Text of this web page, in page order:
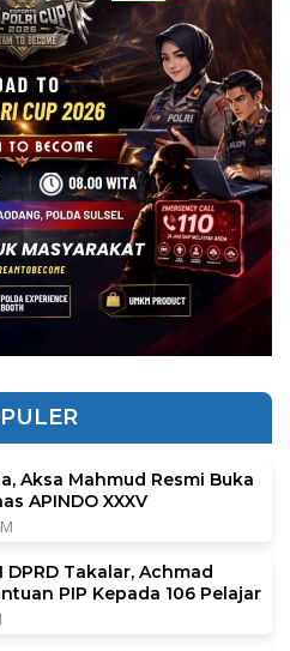
Aksa Mahmud Resmi Buka
APINDO XXXV
Takalar, Achmad
PIP Kepada 106 Pelajar